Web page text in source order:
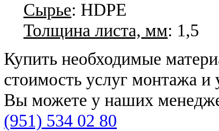
Сырье: HDPE
Толщина листа, мм: 1,5
Купить необходимые
стоимость услуг монтажа и
Вы можете у наших
(951) 534 02 80